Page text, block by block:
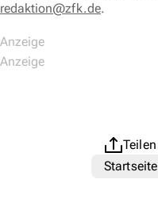
redaktion@zfk.de.
Teilen
Startseite